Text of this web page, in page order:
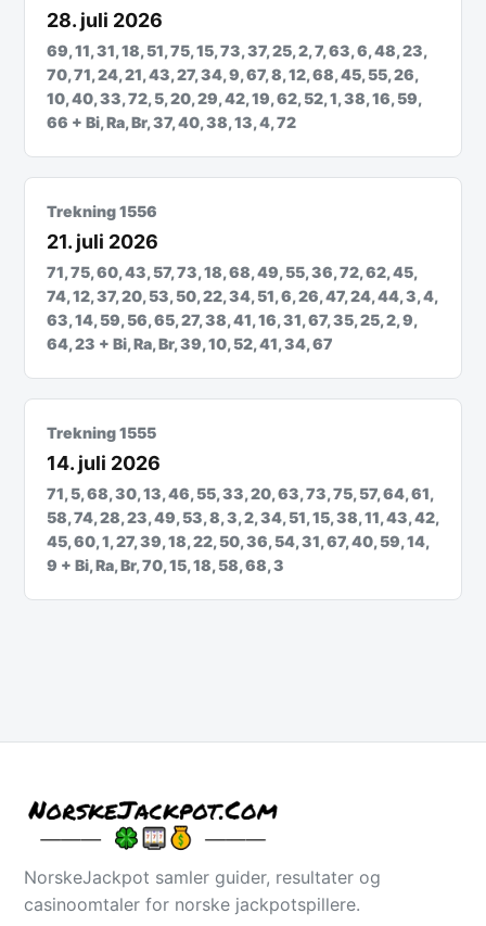
28. juli 2026
69, 11, 31, 18, 51, 75, 15, 73, 37, 25, 2, 7, 63, 6, 48, 23,
70, 71, 24, 21, 43, 27, 34, 9, 67, 8, 12, 68, 45, 55, 26,
10, 40, 33, 72, 5, 20, 29, 42, 19, 62, 52, 1, 38, 16, 59,
66 + Bi, Ra, Br, 37, 40, 38, 13, 4, 72
Trekning 1556
21. juli 2026
71, 75, 60, 43, 57, 73, 18, 68, 49, 55, 36, 72, 62, 45,
74, 12, 37, 20, 53, 50, 22, 34, 51, 6, 26, 47, 24, 44, 3, 4,
63, 14, 59, 56, 65, 27, 38, 41, 16, 31, 67, 35, 25, 2, 9,
64, 23 + Bi, Ra, Br, 39, 10, 52, 41, 34, 67
Trekning 1555
14. juli 2026
71, 5, 68, 30, 13, 46, 55, 33, 20, 63, 73, 75, 57, 64, 61,
58, 74, 28, 23, 49, 53, 8, 3, 2, 34, 51, 15, 38, 11, 43, 42,
45, 60, 1, 27, 39, 18, 22, 50, 36, 54, 31, 67, 40, 59, 14,
9 + Bi, Ra, Br, 70, 15, 18, 58, 68, 3
NorskeJackpot samler guider, resultater og
casinoomtaler for norske jackpotspillere.